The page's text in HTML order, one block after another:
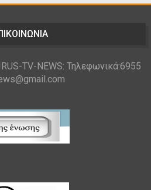
TV-NEWS: Τηλεφωνικά:6955